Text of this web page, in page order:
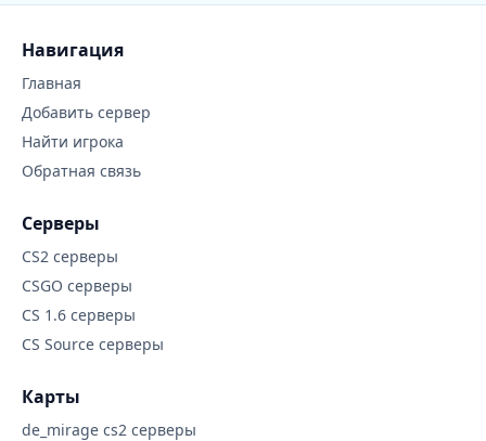
Навигация
Главная
Добавить сервер
Найти игрока
Обратная связь
Серверы
CS2 серверы
CSGO серверы
CS 1.6 серверы
CS Source серверы
Карты
de_mirage cs2 серверы